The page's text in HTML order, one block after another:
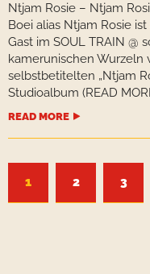
Ntjam Rosie – Ntjam
Boei alias Ntjam Rosie
Gast im SOUL TRAIN @
kamerunischen
selbstbetitelten „Ntjam
Studioalbum (READ
READ MORE
1 2 3